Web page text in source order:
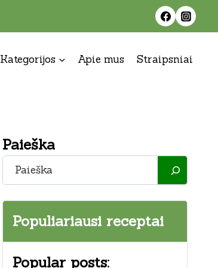
Kategorijos Apie mus Straipsniai
Paieška
Paieška
Populiariausi receptai
Popular posts: